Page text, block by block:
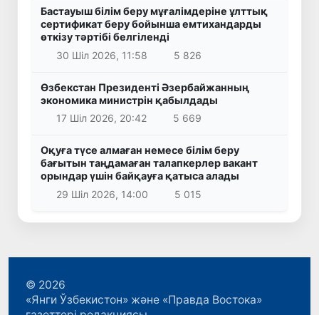
Бастауыш білім беру мұғалімдеріне ұлттық
сертификат беру бойынша емтихандарды
өткізу тәртібі белгіленді
30 Шіл 2026, 11:58
5 826
Өзбекстан Президенті Әзербайжанның
экономика министрін қабылдады
17 Шіл 2026, 20:42
5 669
Оқуға түсе алмаған немесе білім беру
бағытын таңдамаған талапкерлер вакант
орындар үшін байқауға қатыса алады
29 Шіл 2026, 14:00
5 015
© 2026
«Янги Ўзбекистон» және «Правда Востока»